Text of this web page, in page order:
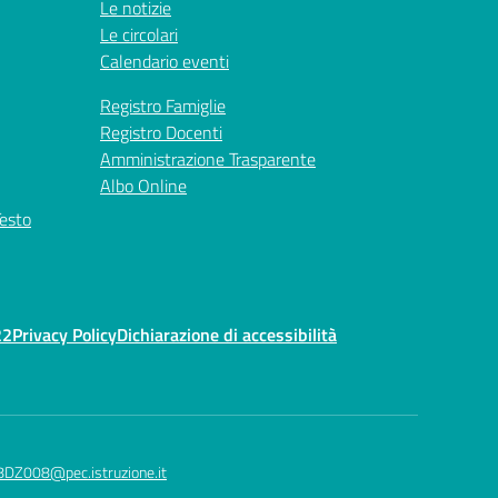
Le notizie
Le circolari
Calendario eventi
Registro Famiglie
Registro Docenti
Amministrazione Trasparente
Albo Online
Privacy PolicyDichiarazione di accessibilità